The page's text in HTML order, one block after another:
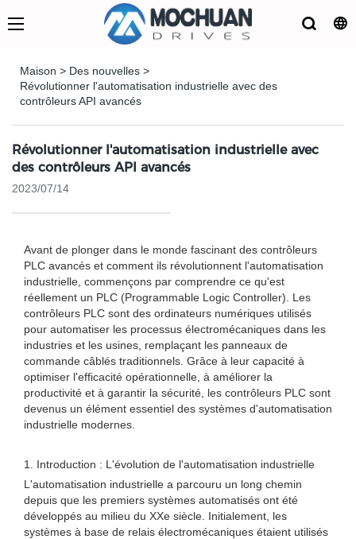
Maison > Des nouvelles >
Révolutionner l'automatisation industrielle avec des
contrôleurs API avancés
Révolutionner l'automatisation industrielle avec
des contrôleurs API avancés
2023/07/14
Avant de plonger dans le monde fascinant des contrôleurs
PLC avancés et comment ils révolutionnent l'automatisation
industrielle, commençons par comprendre ce qu'est
réellement un PLC (Programmable Logic Controller). Les
contrôleurs PLC sont des ordinateurs numériques utilisés
pour automatiser les processus électromécaniques dans les
industries et les usines, remplaçant les panneaux de
commande câblés traditionnels. Grâce à leur capacité à
optimiser l'efficacité opérationnelle, à améliorer la
productivité et à garantir la sécurité, les contrôleurs PLC sont
devenus un élément essentiel des systèmes d'automatisation
industrielle modernes.
1. Introduction : L'évolution de l'automatisation industrielle
L'automatisation industrielle a parcouru un long chemin
depuis que les premiers systèmes automatisés ont été
développés au milieu du XXe siècle. Initialement, les
systèmes à base de relais électromécaniques étaient utilisés